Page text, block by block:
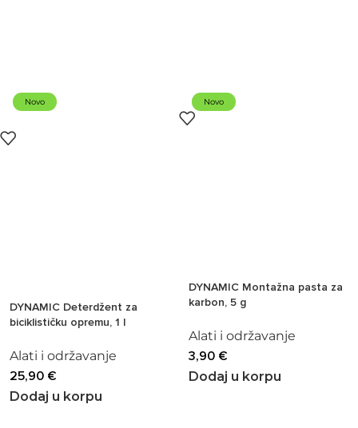
Novo
DYNAMIC Deterdžent za
biciklističku opremu, 1 l
Alati i održavanje
25,90 €
Dodaj u korpu
Novo
DYNAMIC Montažna pasta za
karbon, 5 g
Alati i održavanje
3,90 €
Dodaj u korpu